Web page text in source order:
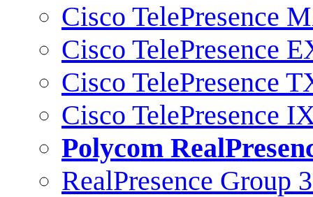
Cisco TelePresence
Cisco TelePresence
Cisco TelePresence
Cisco TelePresence
Polycom
RealPresence Group